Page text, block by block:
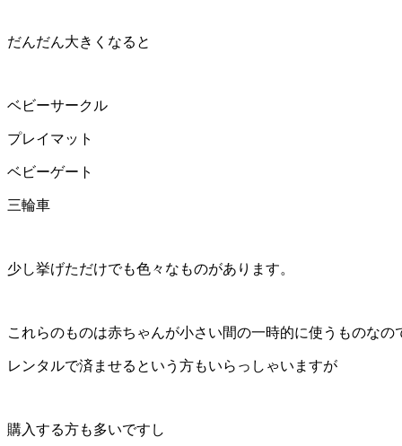
だんだん大きくなると
ベビーサークル
プレイマット
ベビーゲート
三輪車
少し挙げただけでも色々なものがあります。
これらのものは赤ちゃんが小さい間の一時的に使うものなの
レンタルで済ませるという方もいらっしゃいますが
購入する方も多いですし